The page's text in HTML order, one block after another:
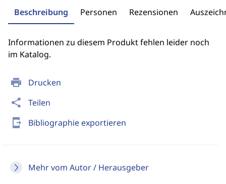
print Drucken
share Teilen
send_to_mobile Bibliographie exportieren
Mehr vom Autor / Herausgeber
Beschreibung Personen Rezensionen
Informationen zu diesem Produkt fehlen leider noch
im Katalog.